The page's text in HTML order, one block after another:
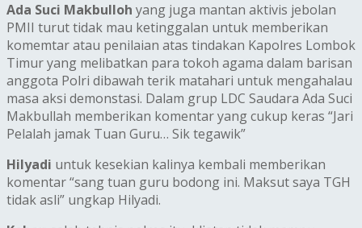
Ada Suci Makbulloh yang juga mantan aktivis jebolan
PMII turut tidak mau ketinggalan untuk memberikan
komemtar atau penilaian atas tindakan Kapolres Lombok
Timur yang melibatkan para tokoh agama dalam barisan
anggota Polri dibawah terik matahari untuk mengahalau
masa aksi demonstasi. Dalam grup LDC Saudara Ada Suci
Makbullah memberikan komentar yang cukup keras “Jari
Pelalah jamak Tuan Guru… Sik tegawik”
Hilyadi untuk kesekian kalinya kembali memberikan
komentar “sang tuan guru bodong ini. Maksut saya TGH
tidak asli” ungkap Hilyadi.